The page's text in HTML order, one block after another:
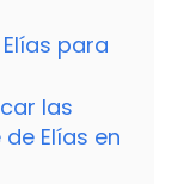
para
las
Elías en